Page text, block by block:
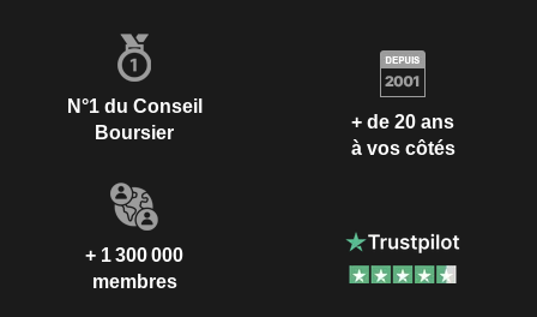
N°1 du Conseil
Boursier
+ de 20 ans
à vos côtés
+ 1 300 000
membres